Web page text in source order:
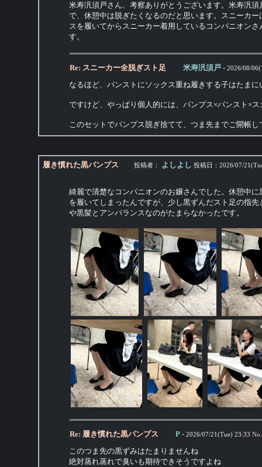
米寿汎須戸さん、考察ありがとうございます。米寿汎
で、休憩中は脱ぎたくなるのだと思います。スニーカ
スを履いてからスニーカー着用しているコンパニオン
す。
Re: スニーカー全脱ぎスト足 米寿汎須戸 - 2026/08/
なるほど、パンストにソックス重ね履きする子はたま
ですけど、やっぱり個人的には、パンプス×パンスト×
このセットでパンプス脱ぎ捨てて、つま先までご開帳
履き慣れた黒パンプス 投稿者： よしよし 投稿日： 2026/07/
綺麗で清楚なコンパニオンのお嬢さんでした。休憩中
を履いてしまったんですが、少し黒ずんだスト足の指
や黒髪とアンバランスなのがたまらなかったです。
Re: 履き慣れた黒パンプス P - 2026/07/21(Tue) 23:33 No.
このつま先の黒ずみはたまりませんね
絶対蒸れ蒸れで臭いも期待できそうですよね